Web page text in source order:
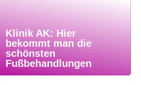
Klinik AK: Hier
bekommt man die
schönsten
Fußbehandlungen